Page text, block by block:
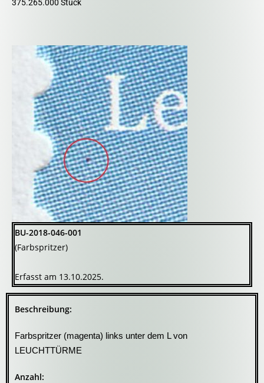
375.265.000 Stück
BU-2018-046-001
(Farbspritzer)
Erfasst am 13.10.2025.
Beschreibung:
Farbspritzer (magenta) links unter dem L von
LEUCHTTÜRME
Anzahl: